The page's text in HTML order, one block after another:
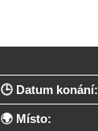
🕒 Datum konání:
🌍 Místo: